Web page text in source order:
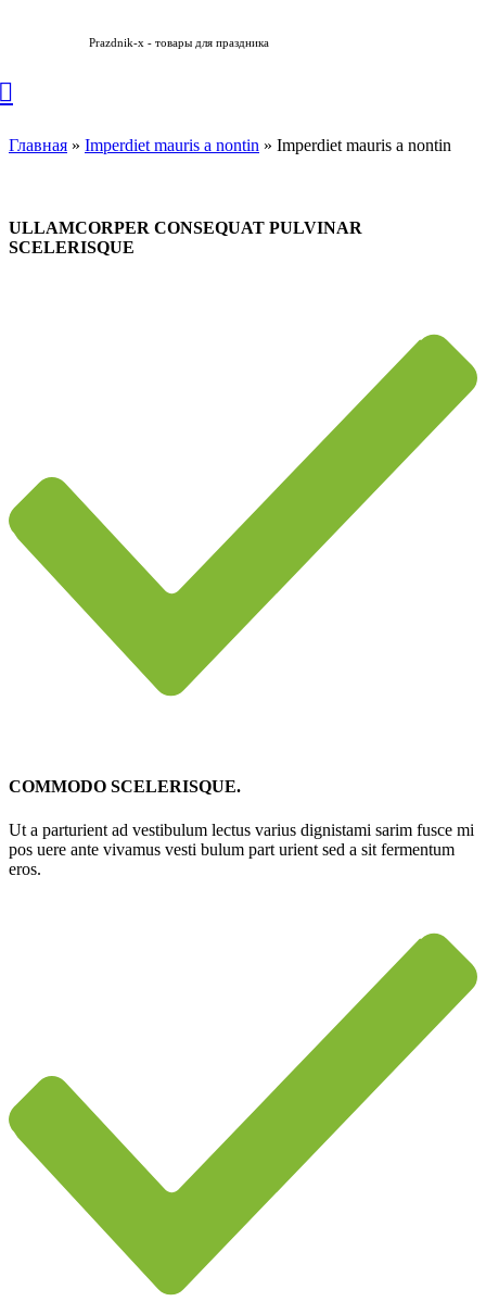
Prazdnik-x - товары для праздника
Imperdiet mauris a nontin
Главная » Imperdiet mauris a nontin » Imperdiet mauris a nontin
ULLAMCORPER CONSEQUAT PULVINAR
SCELERISQUE
COMMODO SCELERISQUE.
Ut a parturient ad vestibulum lectus varius dignistami sarim fusce mi
pos uere ante vivamus vesti bulum part urient sed a sit fermentum
eros.